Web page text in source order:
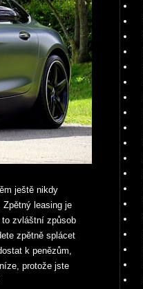
ještě nikdy
leasing je
zvláštní způsob
zpětně splácet
k penězům,
protože jste